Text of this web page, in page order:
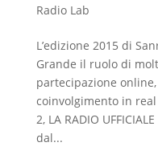
Radio Lab
L’edizione 2015 di
Grande il ruolo di
partecipazione
coinvolgimento in
2, LA RADIO
dal...